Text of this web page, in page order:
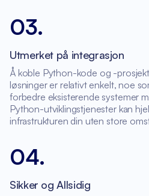
03.
Utmerket på integrasjon
Å koble Python-kode og -
løsninger er relativt enkelt, noe
forbedre eksisterende systemer
Python-utviklingstjenester kan
infrastrukturen din uten store
04.
Sikker og Allsidig